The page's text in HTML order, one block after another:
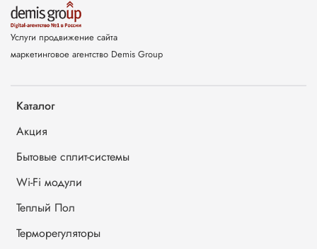
Каталог
Акция
Бытовые сплит-системы
Wi-Fi модули
Теплый Пол
Терморегуляторы
Услуги продвижение сайта
маркетинговое агентство Demis Group